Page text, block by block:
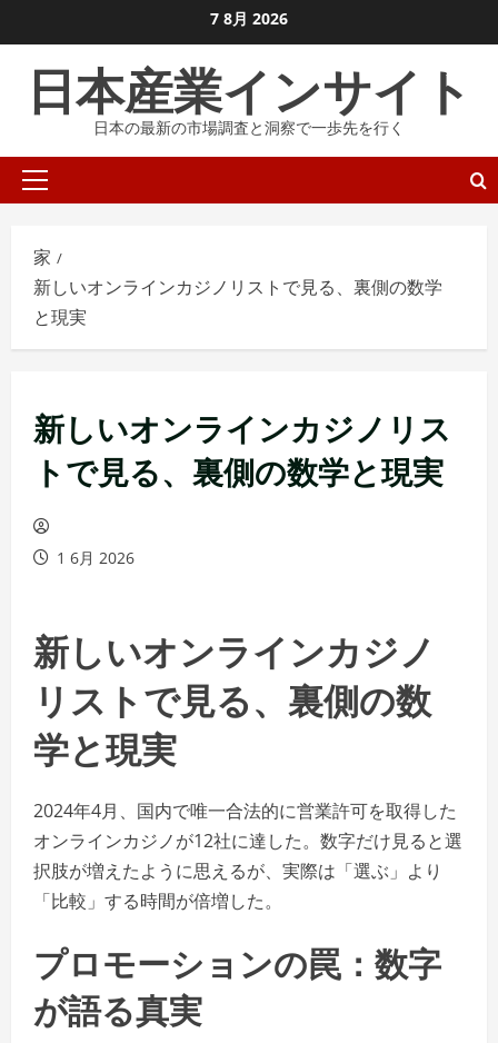
ン
に
ま
7 8月 2026
日本産業インサイト
日本の最新の市場調査と洞察で一歩先を行く
プ
イ
マ
リ
メ
ー
家
新しいオンラインカジノリストで見る、裏側の数学
と現実
新しいオンラインカジノリス
トで見る、裏側の数学と現実
1 6月 2026
新しいオンラインカジノ
リストで見る、裏側の数
学と現実
2024年4月、国内で唯一合法的に営業許可を取得した
オンラインカジノが12社に達した。数字だけ見ると選
択肢が増えたように思えるが、実際は「選ぶ」より
「比較」する時間が倍増した。
プロモーションの罠：数字
が語る真実